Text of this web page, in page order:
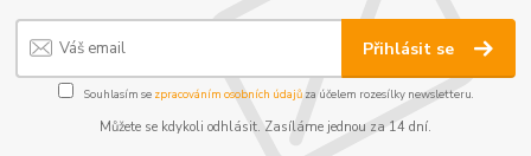
Přihlásit se
Souhlasím se zpracováním osobních údajůza účelem rozesílky newsletteru.
Můžete se kdykoli odhlásit. Zasíláme jednou za 14 dní.